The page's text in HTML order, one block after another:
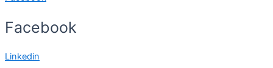
Facebook
Linkedin